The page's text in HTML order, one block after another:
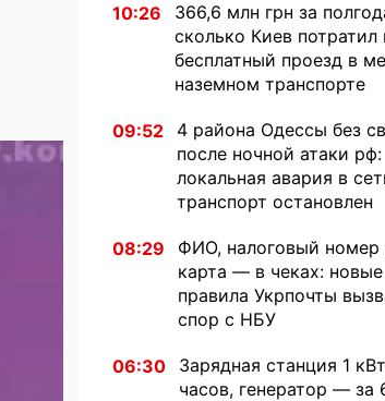
10:26
366,6 млн грн за
сколько Киев потратил
бесплатный проезд в
наземном транспорте
09:52
4 района Одессы без
после ночной атаки рф:
локальная авария в
транспорт остановлен
08:29
ФИО, налоговый номер
карта — в чеках: новые
правила Укрпочты
спор с НБУ
06:30
Зарядная станция 1
часов, генератор — за